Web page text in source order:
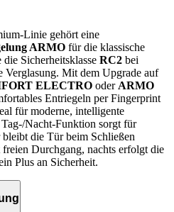
Linie gehört eine
ARMO für die klassische
Sicherheitsklasse RC2 bei
Verglasung. Mit dem Upgrade auf
ELECTRO oder ARMO
Entriegeln per Fingerprint
für moderne, intelligente
Nacht-Funktion sorgt für
die Tür beim Schließen
Durchgang, nachts erfolgt die
Plus an Sicherheit.